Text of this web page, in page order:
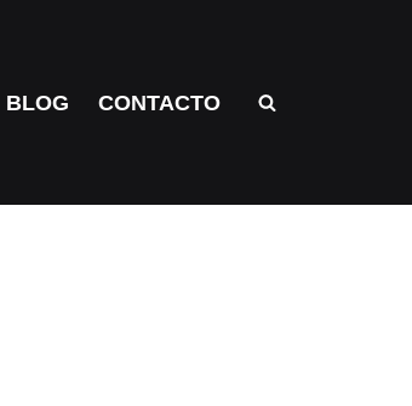
BLOG CONTACTO